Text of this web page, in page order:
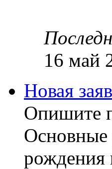
16 май
Новая
Опишите
Основные
рождения